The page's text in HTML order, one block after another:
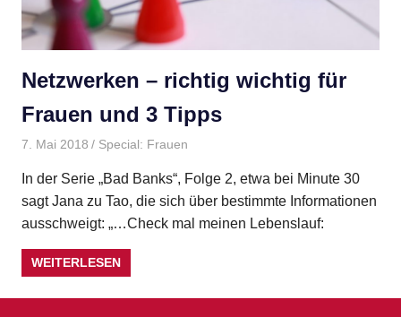
Netzwerken – richtig wichtig für
Frauen und 3 Tipps
7. Mai 2018 Gudrun Henne
Special: Frauen
In der Serie „Bad Banks“, Folge 2, etwa bei Minute 30
sagt Jana zu Tao, die sich über bestimmte Informationen
ausschweigt: „…Check mal meinen Lebenslauf:
WEITERLESEN